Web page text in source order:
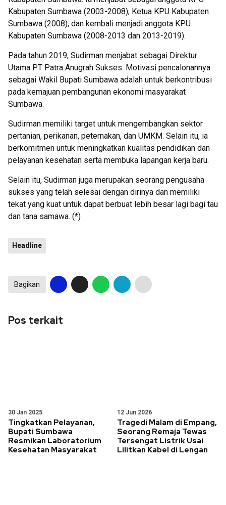
Kabupaten Sumbawa (2003-2008), Ketua KPU Kabupaten
Sumbawa (2008), dan kembali menjadi anggota KPU
Kabupaten Sumbawa (2008-2013 dan 2013-2019).
Pada tahun 2019, Sudirman menjabat sebagai Direktur
Utama PT Patra Anugrah Sukses. Motivasi pencalonannya
sebagai Wakil Bupati Sumbawa adalah untuk berkontribusi
pada kemajuan pembangunan ekonomi masyarakat
Sumbawa.
Sudirman memiliki target untuk mengembangkan sektor
pertanian, perikanan, peternakan, dan UMKM. Selain itu, ia
berkomitmen untuk meningkatkan kualitas pendidikan dan
pelayanan kesehatan serta membuka lapangan kerja baru.
Selain itu, Sudirman juga merupakan seorang pengusaha
sukses yang telah selesai dengan dirinya dan memiliki
tekat yang kuat untuk dapat berbuat lebih besar lagi bagi tau
dan tana samawa. (*)
Headline
Bagikan
Pos terkait
30 Jan 2025
Tingkatkan Pelayanan,
Bupati Sumbawa
Resmikan Laboratorium
Kesehatan Masyarakat
12 Jun 2026
Tragedi Malam di Empang,
Seorang Remaja Tewas
Tersengat Listrik Usai
Lilitkan Kabel di Lengan